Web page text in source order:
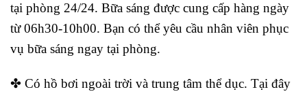
tại phòng 24/24. Bữa sáng được cung cấp hàng ngày
từ 06h30-10h00. Bạn có thể yêu cầu nhân viên phục
vụ bữa sáng ngay tại phòng.
✤ Có hồ bơi ngoài trời và trung tâm thể dục. Tại đây